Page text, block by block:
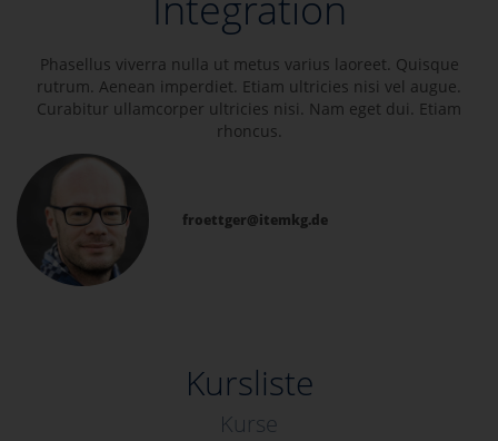
Phasellus viverra nulla ut metus varius laoreet. Quisque
rutrum. Aenean imperdiet. Etiam ultricies nisi vel augue.
Curabitur ullamcorper ultricies nisi. Nam eget dui. Etiam
rhoncus.
froettger@itemkg.de
Kursliste
Kurse